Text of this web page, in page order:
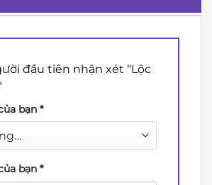
đầu tiên nhận xét “Lộc
bạn *
bạn *